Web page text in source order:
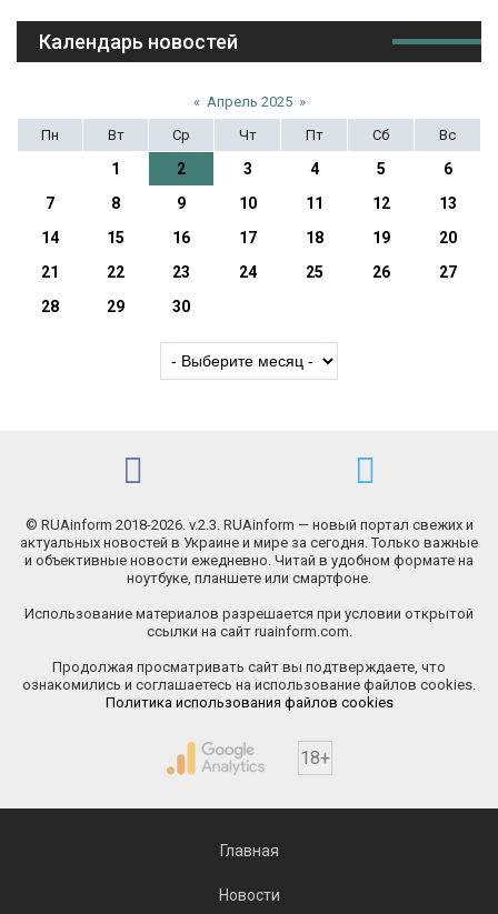
Календарь новостей
« Апрель 2025 »
Пн
Вт Ср Чт Пт Сб Вс
1 2 3 4 5
6
7
8 9 10 11 12
13
14
15 16 17 18 19
20
21
22 23 24 25 26
27
28
29 30
© RUAinform 2018-2026. v.2.3. RUAinform — новый портал свежих и
актуальных новостей в Украине и мире за сегодня. Только важные
и объективные новости ежедневно. Читай в удобном формате на
ноутбуке, планшете или смартфоне.
Использование материалов разрешается при условии открытой
ссылки на сайт ruainform.com.
Продолжая просматривать сайт вы подтверждаете, что
ознакомились и соглашаетесь на использование файлов cookies.
Политика использования файлов cookies
18+
Главная
Новости